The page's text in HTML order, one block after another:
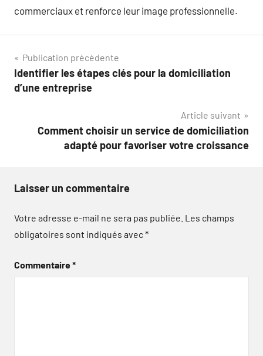
commerciaux et renforce leur image professionnelle.
Navigation
de
Publication précédente
Identifier les étapes clés pour la domiciliation
d’une entreprise
Article suivant
Comment choisir un service de domiciliation
adapté pour favoriser votre croissance
Laisser un commentaire
Votre adresse e-mail ne sera pas publiée. Les champs
obligatoires sont indiqués avec*
Commentaire*